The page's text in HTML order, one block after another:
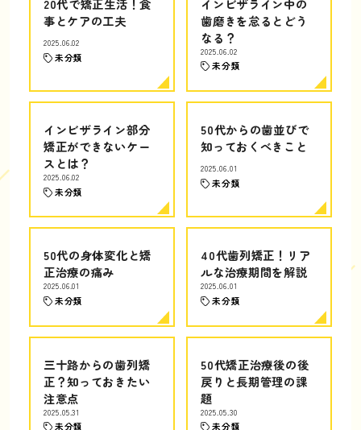
事とケアの工夫
2025.06.02
未分類
歯磨きを怠るとどう
なる？
2025.06.02
未分類
インビザライン部分
矯正ができないケー
スとは？
2025.06.02
未分類
50代からの歯並びで
知っておくべきこと
2025.06.01
未分類
50代の身体変化と矯
正治療の痛み
2025.06.01
未分類
40代歯列矯正！リア
ルな治療期間を解説
2025.06.01
未分類
三十路からの歯列矯
正？知っておきたい
注意点
2025.05.31
未分類
50代矯正治療後の後
戻りと長期管理の課
題
2025.05.30
未分類